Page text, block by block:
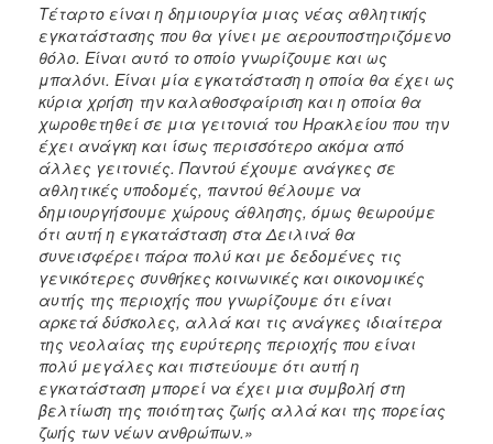
Τέταρτο είναι η δημιουργία μιας νέας αθλητικής
εγκατάστασης που θα γίνει με αερουποστηριζόμενο
θόλο. Είναι αυτό το οποίο γνωρίζουμε και ως
μπαλόνι. Είναι μία εγκατάσταση η οποία θα έχει ως
κύρια χρήση την καλαθοσφαίριση και η οποία θα
χωροθετηθεί σε μια γειτονιά του Ηρακλείου που την
έχει ανάγκη και ίσως περισσότερο ακόμα από
άλλες γειτονιές. Παντού έχουμε ανάγκες σε
αθλητικές υποδομές, παντού θέλουμε να
δημιουργήσουμε χώρους άθλησης, όμως θεωρούμε
ότι αυτή η εγκατάσταση στα Δειλινά θα
συνεισφέρει πάρα πολύ και με δεδομένες τις
γενικότερες συνθήκες κοινωνικές και οικονομικές
αυτής της περιοχής που γνωρίζουμε ότι είναι
αρκετά δύσκολες, αλλά και τις ανάγκες ιδιαίτερα
της νεολαίας της ευρύτερης περιοχής που είναι
πολύ μεγάλες και πιστεύουμε ότι αυτή η
εγκατάσταση μπορεί να έχει μια συμβολή στη
βελτίωση της ποιότητας ζωής αλλά και της πορείας
ζωής των νέων ανθρώπων.»